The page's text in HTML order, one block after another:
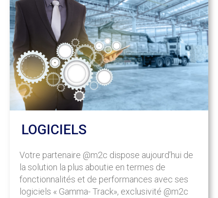
LOGICIELS
Votre partenaire @m2c dispose aujourd’hui de
la solution la plus aboutie en termes de
fonctionnalités et de performances avec ses
logiciels « Gamma- Track», exclusivité @m2c